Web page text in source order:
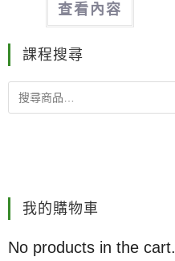
查看內容
課程搜尋
我的購物車
No products in the cart.